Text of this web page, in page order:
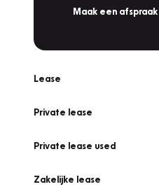
Maak een afspraak
Lease
Private lease
Private lease used
Zakelijke lease